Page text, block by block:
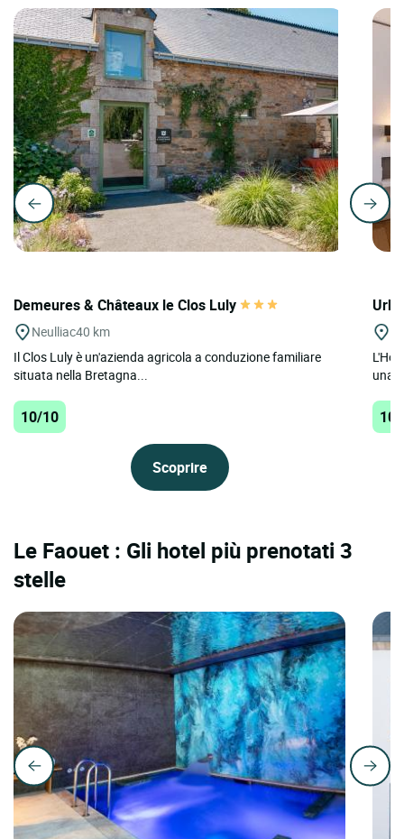
Demeures & Châteaux le Clos Luly
Neulliac40 km
Il Clos Luly è un'azienda agricola a conduzione familiare
situata nella Bretagna...
10/10
Scoprire
una
Le Faouet : Gli hotel più prenotati 3
stelle